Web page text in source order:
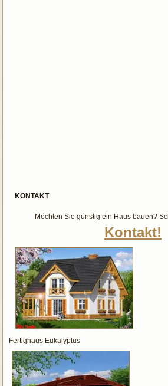
KONTAKT
Möchten Sie günstig ein Haus bauen?
Kontakt!
Fertighaus Eukalyptus